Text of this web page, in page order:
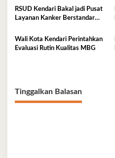
RSUD Kendari Bakal jadi Pusat
Layanan Kanker Berstandar
Wali Kota Kendari Perintahkan
Evaluasi Rutin Kualitas MBG
Tinggalkan Balasan